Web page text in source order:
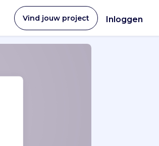
Vind jouw project Inloggen